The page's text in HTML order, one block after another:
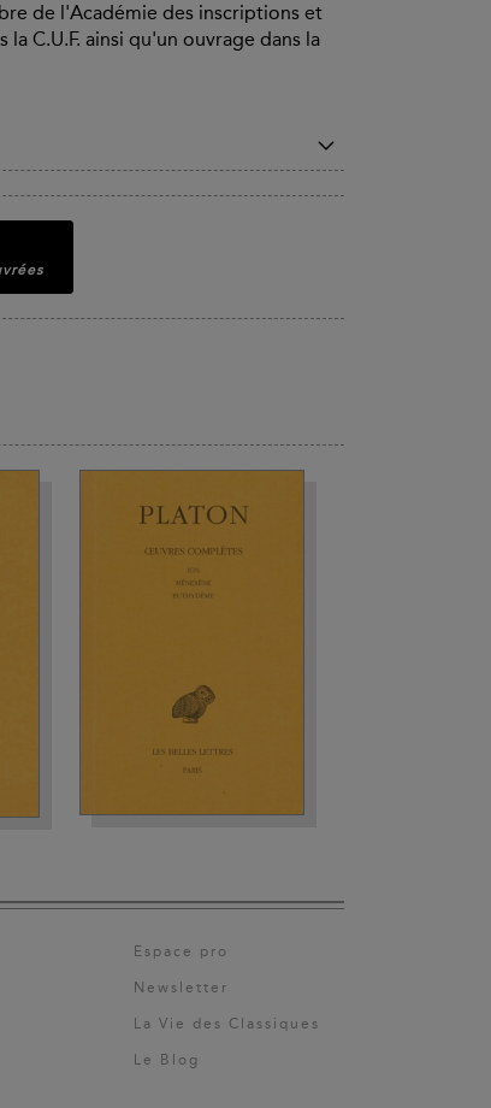
de l'Académie des inscriptions et
C.U.F. ainsi qu'un ouvrage dans la
Espace pro
Newsletter
La Vie des Classiques
Le Blog